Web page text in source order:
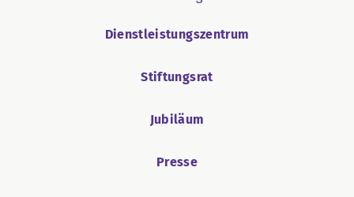
Dienstleistungszentrum
Stiftungsrat
Jubiläum
Presse